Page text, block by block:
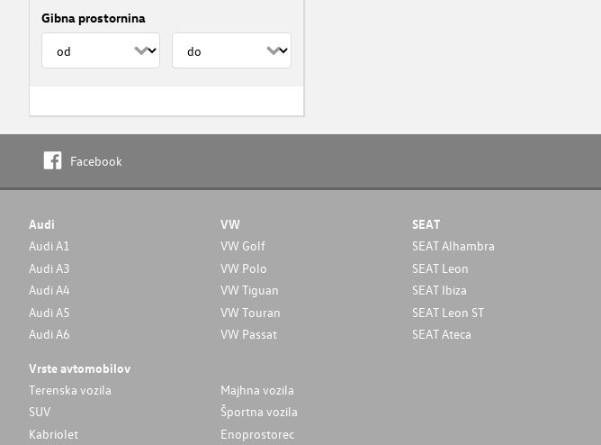
Gibna prostornina
Facebook
Audi
Audi A1
Audi A3
Audi A4
Audi A5
Audi A6
VW
VW Golf
VW Polo
VW Tiguan
VW Touran
VW Passat
SEAT
SEAT Alhambra
SEAT Leon
SEAT Ibiza
SEAT Leon ST
SEAT Ateca
Vrste avtomobilov
Terenska vozila
Majhna vozila
SUV
Športna vozila
Kabriolet
Enoprostorec